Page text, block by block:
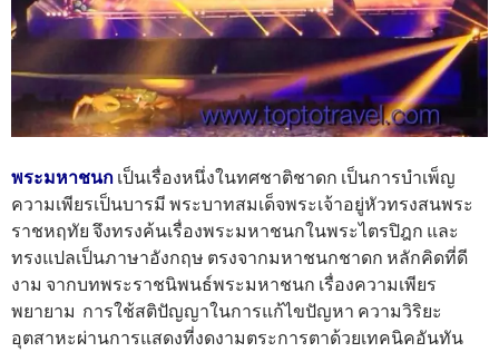
พระมหาชนก เป็นเรื่องหนึ่งในทศชาติชาดก เป็นการบำเพ็ญ
ความเพียรเป็นบารมี พระบาทสมเด็จพระเจ้าอยู่หัวทรงสนพระ
ราชหฤทัย จึงทรงค้นเรื่องพระมหาชนกในพระไตรปิฎก และ
ทรงแปลเป็นภาษาอังกฤษ ตรงจากมหาชนกชาดก หลักคิดที่ดี
งาม จากบทพระราชนิพนธ์พระมหาชนก เรื่องความเพียร
พยายาม การใช้สติปัญญาในการแก้ไขปัญหา ความวิริยะ
อุตสาหะผ่านการแสดงที่งดงามตระการตาด้วยเทคนิคอันทัน